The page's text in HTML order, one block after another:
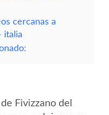
cercanas a
italia
Fivizzano del